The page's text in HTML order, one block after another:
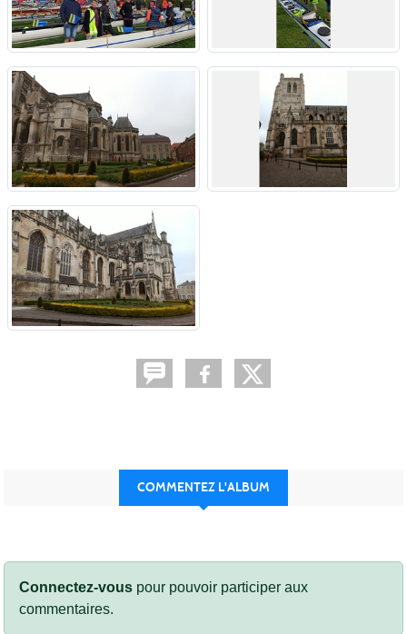
COMMENTEZ L'ALBUM
Connectez-vous pour pouvoir participer aux
commentaires.